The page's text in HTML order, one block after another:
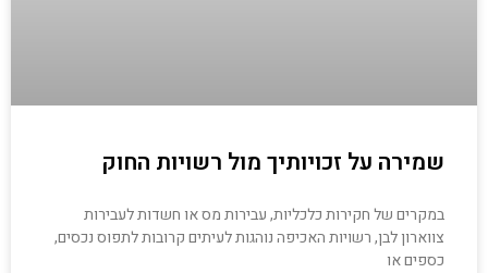
שמירה על זכויותיך מול רשויות החוק
במקרים של חקירות כלכליות, עבירות מס או חשדות לעבירות
צווארון לבן, רשויות האכיפה נוהגות לעיתים קרובות לתפוס נכסים,
כספים או